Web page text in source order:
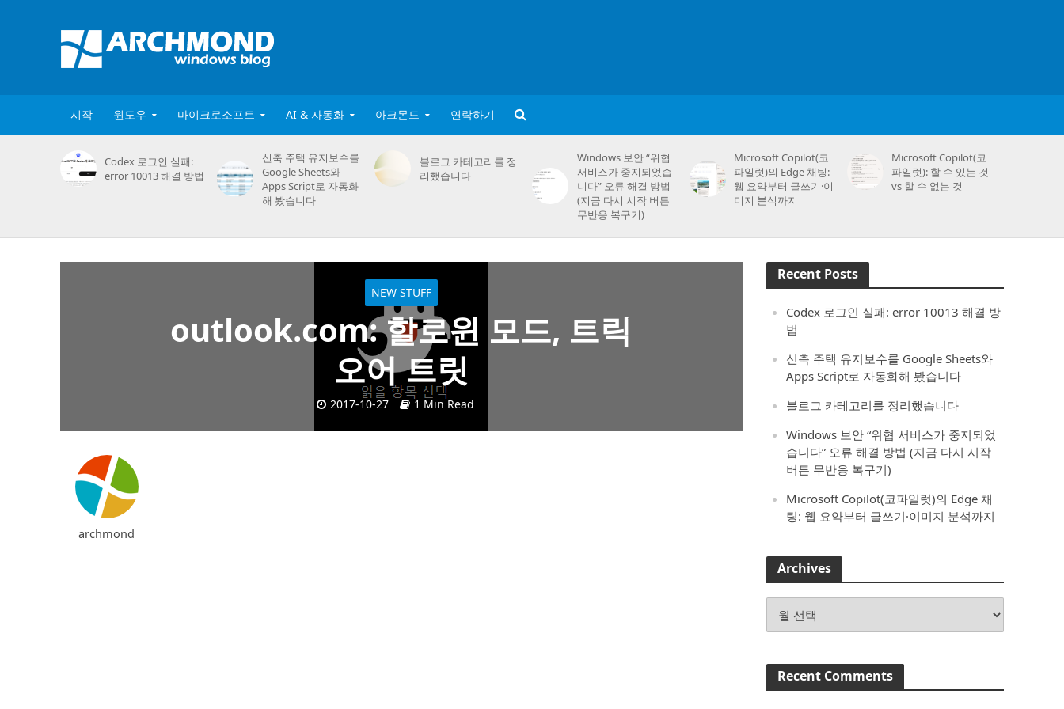
시작 윈도우 마이크로소프트 AI & 자동화 아크몬드 연락하기
Codex 로그인 실패:
error 10013 해결 방법
신축 주택 유지보수를
Google Sheets와
Apps Script로 자동화
해 봤습니다
블로그 카테고리를 정
리했습니다
Windows 보안 “위협
서비스가 중지되었습
니다” 오류 해결 방법
(지금 다시 시작 버튼
무반응 복구기)
Microsoft Copilot(코
파일럿)의 Edge 채팅:
웹 요약부터 글쓰기·이
미지 분석까지
Microsoft Copilot(코
파일럿): 할 수 있는 것
vs 할 수 없는 것
NEW STUFF
outlook.com: 할로윈 모드, 트릭
오어 트릿
2017-10-27 1 Min Read
archmond
Recent Posts
Codex 로그인 실패: error 10013 해결 방
법
신축 주택 유지보수를 Google Sheets와
Apps Script로 자동화해 봤습니다
블로그 카테고리를 정리했습니다
Windows 보안 “위협 서비스가 중지되었
습니다” 오류 해결 방법 (지금 다시 시작
버튼 무반응 복구기)
Microsoft Copilot(코파일럿)의 Edge 채
팅: 웹 요약부터 글쓰기·이미지 분석까지
Archives
Recent Comments